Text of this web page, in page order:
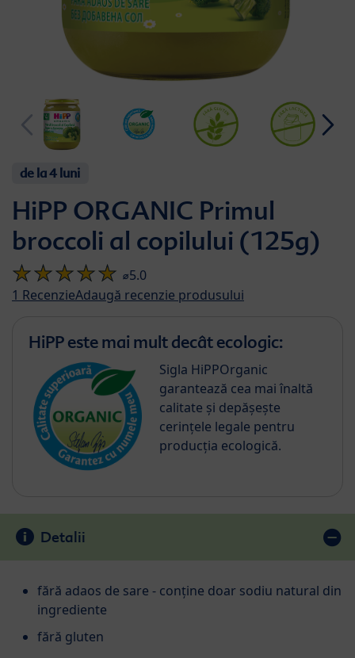
de la 4 luni
HiPP ORGANIC Primul
broccoli al copilului (125g)
⌀5.0
1 RecenzieAdaugă recenzie produsului
HiPP este mai mult decât ecologic:
Sigla HiPPOrganic
garantează cea mai înaltă
calitate și depășește
cerințele legale pentru
producția ecologică.
Detalii
fără adaos de sare - conține doar sodiu natural din
ingrediente
fără gluten